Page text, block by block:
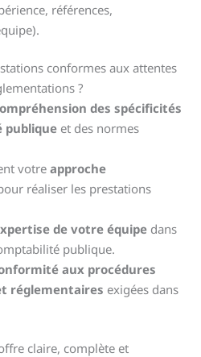
références,
conformes aux attentes
?
des spécificités
publique et des normes
votreapproche
réaliser les prestations
de votre équipe dans
publique.
aux procédures
réglementaires exigées dans
claire, complète et